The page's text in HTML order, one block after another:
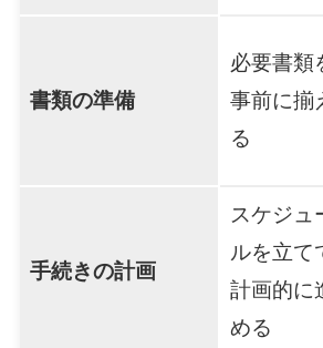
書類の準備
必要書類
事前に揃
る
手続きの計画
スケジュ
ルを立て
計画的に
める